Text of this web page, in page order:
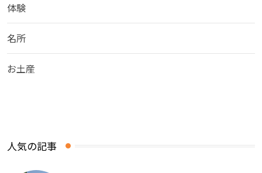
体験
名所
お土産
人気の記事